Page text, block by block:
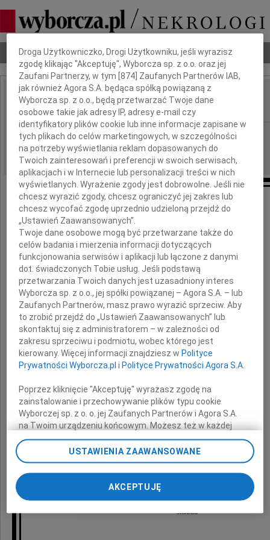
Nekrologi Odeszli Poradnik pogrzebowy
IMIĘ I NAZWISKO: Lech Baczak
REGION: Warszawa
DATA EMISJI: 16.06.2009
Odszedł wspaniały Człowiek i Przyjaciel
Lech Baczuk
Ani, Kubie
i
Rodzinie
wyrazy szczerego współczucia
składa
Dbamy o Twoją prywatność
Droga Użytkowniczko, Drogi Użytkowniku, jeśli wyrazisz
zgodę klikając "Akceptuję", Wyborcza sp. z o.o. oraz jej
Zaufani Partnerzy, w tym [874 ] Zaufanych Partnerów IAB,
jak również Agora S.A. będąca spółką powiązaną z
Wyborcza sp. z o.o., będą przetwarzać Twoje dane
osobowe takie jak adresy IP, adresy e-mail czy
identyfikatory plików cookie lub inne informacje zapisane w
tych plikach do celów marketingowych, w szczególności
na potrzeby wyświetlania reklam dopasowanych do
Twoich zainteresowań i preferencji w swoich serwisach,
aplikacjach i w Internecie lub personalizacji treści w nich
wyświetlanych. Wyrażenie zgody jest dobrowolne. Jeśli nie
chcesz wyrazić zgody, chcesz ograniczyć jej zakres lub
chcesz wycofać zgodę uprzednio udzieloną przejdź do
„Ustawień Zaawansowanych”.
Twoje dane osobowe mogą być przetwarzane także do
celów badania i mierzenia informacji dotyczących
funkcjonowania serwisów i aplikacji lub łączone z danymi
dot. świadczonych Tobie usług. Jeśli podstawą
przetwarzania Twoich danych jest uzasadniony interes
Wyborcza sp. z o.o., jej spółki powiązanej – Agora S.A. – lub
Zaufanych Partnerów, masz prawo wyrazić sprzeciw. Aby
to zrobić przejdź do „Ustawień Zaawansowanych” lub
skontaktuj się z administratorem – w zależności od
zakresu sprzeciwu i podmiotu, wobec którego jest
kierowany. Więcej informacji znajdziesz w Polityce
Prywatności Wyborcza.pl i Polityce Prywatności Agora S.A.
Poprzez kliknięcie "Akceptuję" wyrażasz zgodę na
zainstalowanie i przechowywanie plików typu cookie
Wyborczej sp. z o. o. jej Zaufanych Partnerów i Agora S.A.
na Twoim urządzeniu końcowym. Możesz też w każdej
chwili zmienić swoje preferencje dot. plików cookie,
ponownie wywołując narzędzie do zarządzania Twoimi
preferencjami dot. przetwarzania danych poprzez
odnośnik „Ustawienia prywatności” w stopce serwisu i
przechodząc do sekcji „Ustawienia zaawansowane”.
Zmiana ustawień plików cookie możliwa jest także za
USTAWIENIA ZAAWANSOWANE
AKCEPTUJĘ